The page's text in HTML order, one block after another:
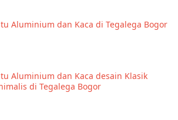
Aluminium dan Kaca di Tegalega Bogor
Aluminium dan Kaca desain Klasik
di Tegalega Bogor